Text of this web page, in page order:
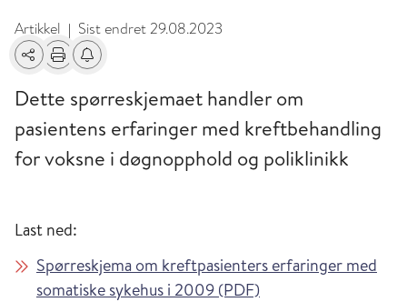
Artikkel | Sist endret29.08.2023
Del Skriv utFå varsel om endringer
Dette spørreskjemaet handler om
pasientens erfaringer med kreftbehandling
for voksne i døgnopphold og poliklinikk
Last ned:
Spørreskjema om kreftpasienters erfaringer med
somatiske sykehus i 2009 (PDF)